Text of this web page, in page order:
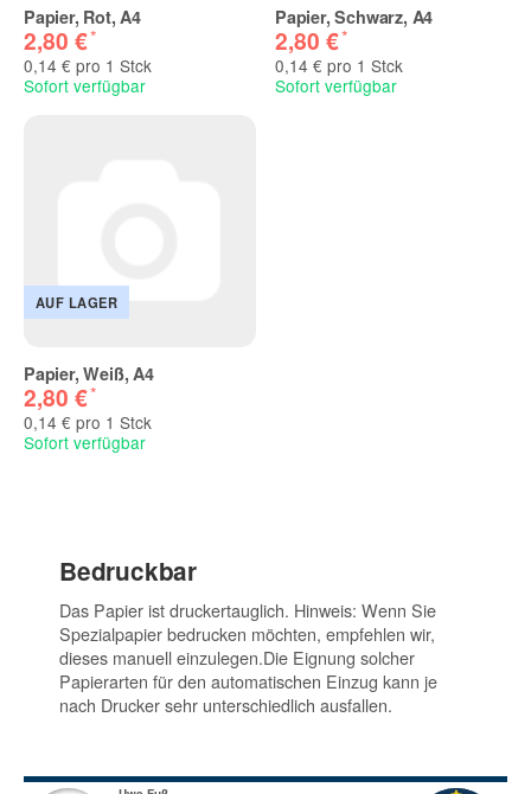
Papier, Rot, A4
2,80 €*
0,14 € pro 1 Stck
Sofort verfügbar
Papier, Schwarz, A4
2,80 €*
0,14 € pro 1 Stck
Sofort verfügbar
AUF LAGER
Papier, Weiß, A4
2,80 €*
0,14 € pro 1 Stck
Sofort verfügbar
Bedruckbar
Das Papier ist druckertauglich. Hinweis: Wenn Sie
Spezialpapier bedrucken möchten, empfehlen wir,
dieses manuell einzulegen.Die Eignung solcher
Papierarten für den automatischen Einzug kann je
nach Drucker sehr unterschiedlich ausfallen.